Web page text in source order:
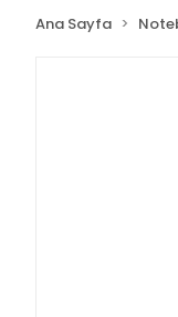
Ana Sayfa